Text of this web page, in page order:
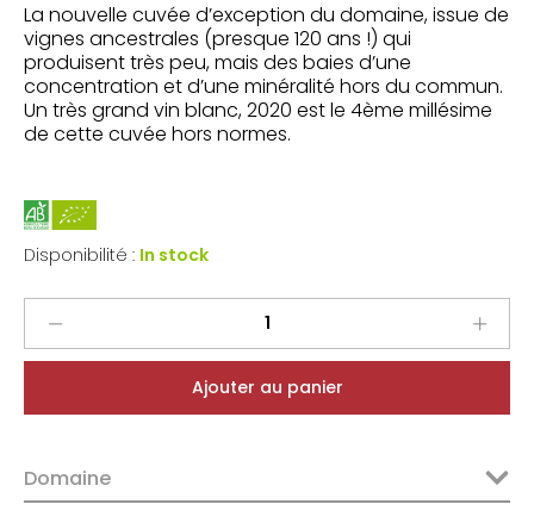
La nouvelle cuvée d’exception du domaine, issue de
vignes ancestrales (presque 120 ans !) qui
produisent très peu, mais des baies d’une
concentration et d’une minéralité hors du commun.
Un très grand vin blanc, 2020 est le 4ème millésime
de cette cuvée hors normes.
Disponibilité : In stock
des
Montlouis
Loire
Sec
Ajouter au panier
Domaine